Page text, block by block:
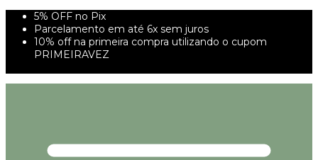
5% OFF no Pix
Parcelamento em até 6x sem juros
10% off na primeira compra utilizando o cupom
PRIMEIRAVEZ